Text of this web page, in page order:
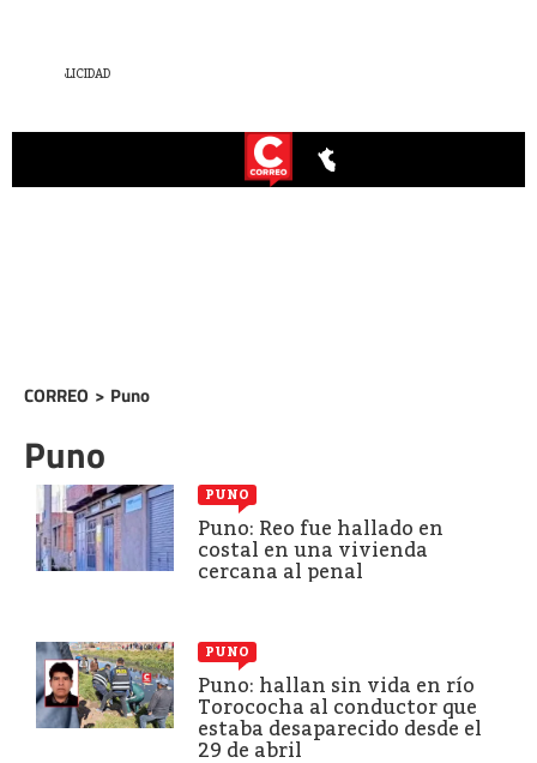
CORREO > Puno
Puno
PUNO
Puno: Reo fue hallado en
costal en una vivienda
cercana al penal
PUNO
Puno: hallan sin vida en río
Torococha al conductor que
estaba desaparecido desde el
29 de abril